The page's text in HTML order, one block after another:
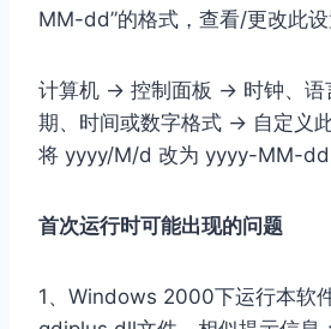
MM-dd”的格式，查看/更改此设
计算机 -> 控制面板 -> 时钟、语
期、时间或数字格式 -> 自定义
将 yyyy/M/d 改为 yyyy-MM-dd
首次运行时可能出现的问题
1、Windows 2000下运行本软